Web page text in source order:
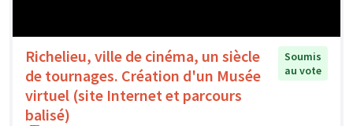
Richelieu, ville de cinéma, un siècle
de tournages. Création d'un Musée
virtuel (site Internet et parcours
balisé)
Soumis
au vote